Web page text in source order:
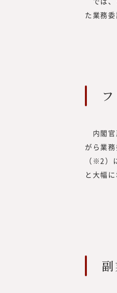
卒
た業務
内閣官
がら業
（※2）
と大幅